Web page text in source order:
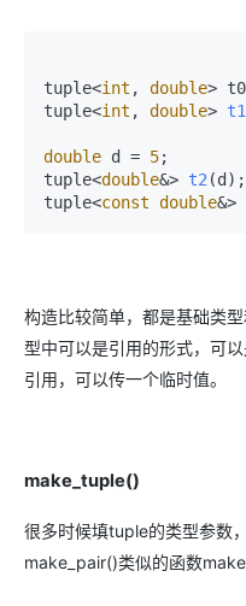
tuple<int , double>
tuple<int , double> t1
double d = 5;
tuple<double&> t2 (d) ;
tuple<const double&>
构造比较简单，都是基础类
型中可以是引用的形式，可
引用，可以传一个临时值。
make_tuple()
很多时候填tuple的类型参数
make_pair()类似的函数